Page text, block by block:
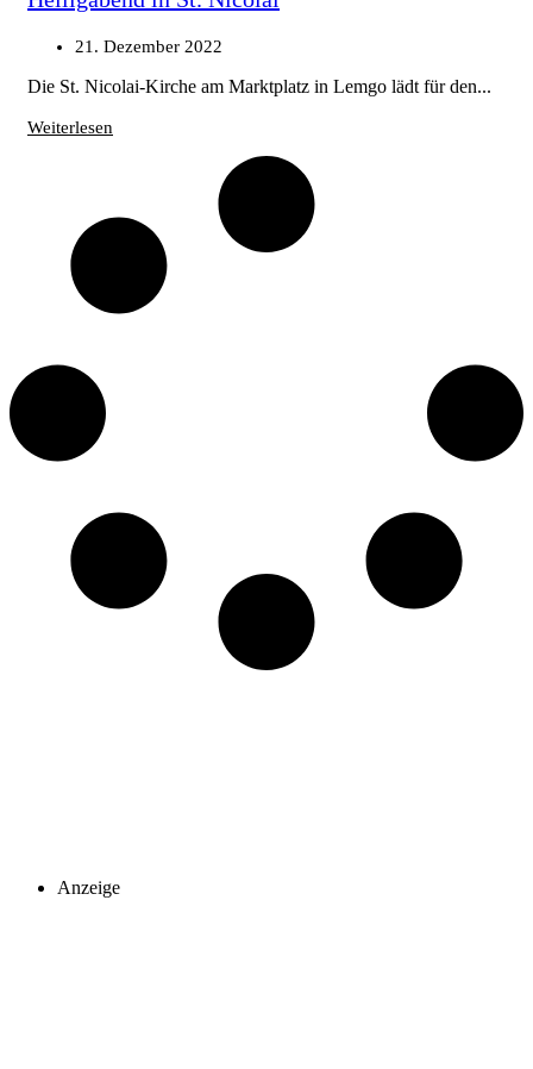
21. Dezember 2022
Die St. Nicolai-Kirche am Marktplatz in Lemgo lädt für den...
Weiterlesen
Anzeige